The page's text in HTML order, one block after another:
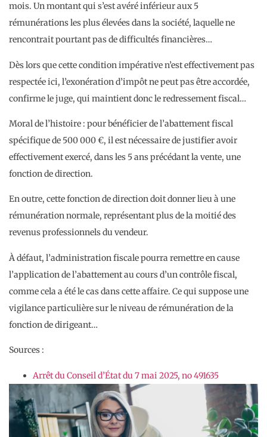
mois. Un montant qui s’est avéré inférieur aux 5
rémunérations les plus élevées dans la société, laquelle ne
rencontrait pourtant pas de difficultés financières…
Dès lors que cette condition impérative n’est effectivement pas
respectée ici, l’exonération d’impôt ne peut pas être accordée,
confirme le juge, qui maintient donc le redressement fiscal…
Moral de l’histoire : pour bénéficier de l’abattement fiscal
spécifique de 500 000 €, il est nécessaire de justifier avoir
effectivement exercé, dans les 5 ans précédant la vente, une
fonction de direction.
En outre, cette fonction de direction doit donner lieu à une
rémunération normale, représentant plus de la moitié des
revenus professionnels du vendeur.
À défaut, l’administration fiscale pourra remettre en cause
l’application de l’abattement au cours d’un contrôle fiscal,
comme cela a été le cas dans cette affaire. Ce qui suppose une
vigilance particulière sur le niveau de rémunération de la
fonction de dirigeant…
Sources :
Arrêt du Conseil d’État du 7 mai 2025, no 491635